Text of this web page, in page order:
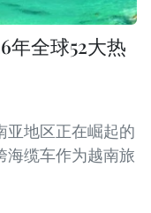
年全球52大热
亚地区正在崛起的
海缆车作为越南旅